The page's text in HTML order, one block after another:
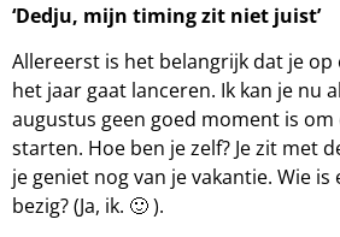
‘Dedju, mijn timing zit niet juist’
Allereerst is het belangrijk dat je
het jaar gaat lanceren. Ik kan je nu
augustus geen goed moment is
starten. Hoe ben je zelf? Je zit met
je geniet nog van je vakantie. Wie
bezig? (Ja, ik. 🙂 ).